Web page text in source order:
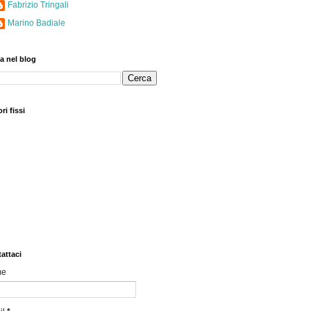
Fabrizio Tringali
Marino Badiale
nel blog
fissi